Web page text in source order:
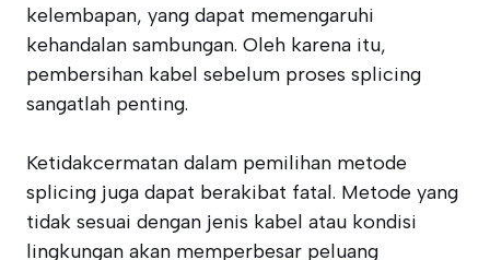
kelembapan, yang dapat memengaruhi
kehandalan sambungan. Oleh karena itu,
pembersihan kabel sebelum proses splicing
sangatlah penting.
Ketidakcermatan dalam pemilihan metode
splicing juga dapat berakibat fatal. Metode yang
tidak sesuai dengan jenis kabel atau kondisi
lingkungan akan memperbesar peluang